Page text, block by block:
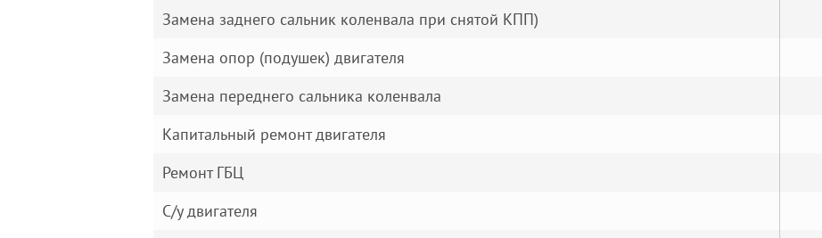
Замена заднего сальник коленвала при снятой КПП)
Замена опор (подушек) двигателя
Замена переднего сальника коленвала
Капитальный ремонт двигателя
Ремонт ГБЦ
С/у двигателя